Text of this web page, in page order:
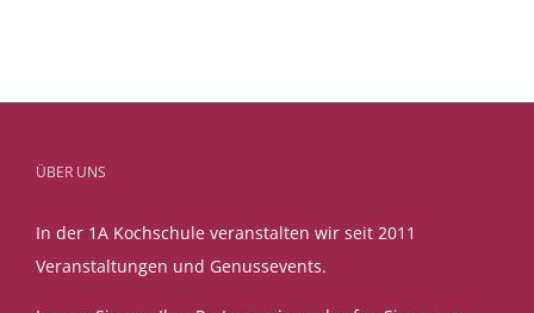
ÜBER UNS
In der 1A Kochschule veranstalten wir seit 2011
Veranstaltungen und Genussevents.